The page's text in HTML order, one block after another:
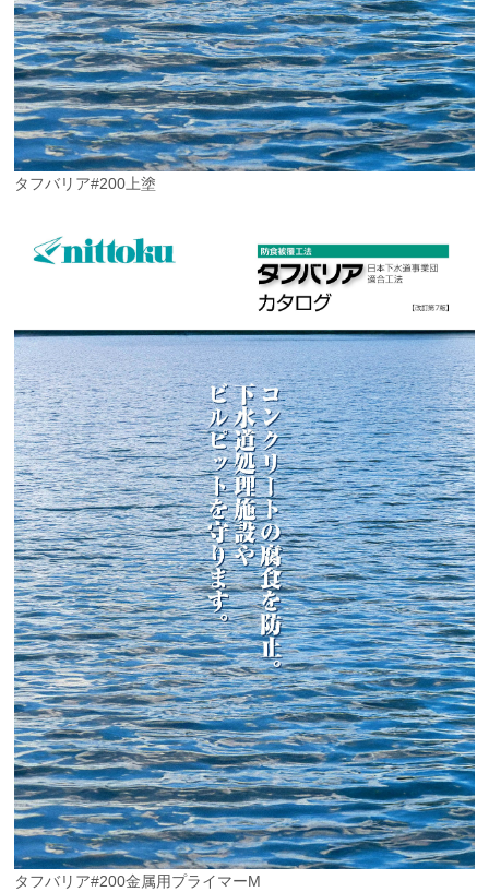
タフバリア#200上塗
タフバリア#200金属用プライマーM